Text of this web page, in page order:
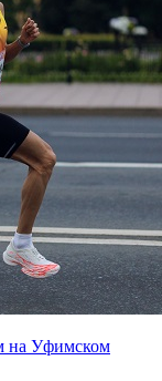
на Уфимском